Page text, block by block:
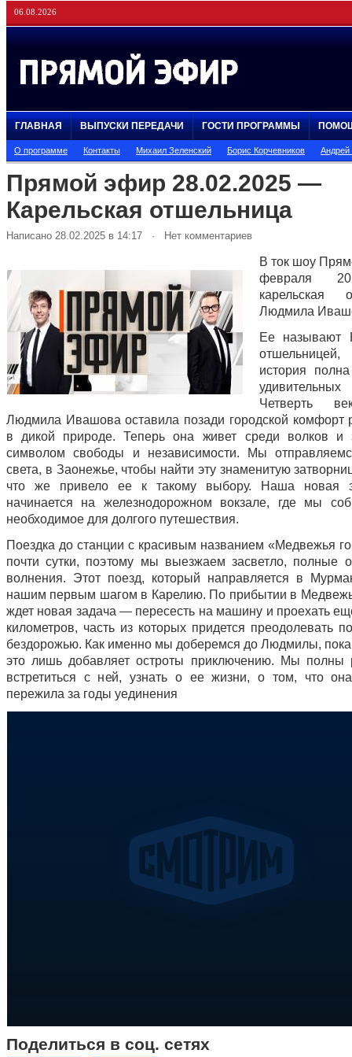
06.08.2026
ГЛАВНАЯ ВЫПУСКИ ПЕРЕДАЧИ ГОСТИ ПРОГРАММЫ
О программе Контакты Михаил Зеленский Борис Корчевников
Прямой эфир 28.02.2025 —
Карельская отшельница
Написано 28.02.2025 в 14:17 · Нет комментариев
В ток шоу
февраля
карельская
Людмила
Ее называют
история
удивительных
Четверть
Людмила Ивашова оставила позади городской комфорт
в дикой природе. Теперь она живет среди волков и
символом свободы и независимости. Мы
света, в Заонежье, чтобы найти эту знаменитую
что же привело ее к такому выбору. Наша новая
начинается на железнодорожном вокзале, где мы
необходимое для долгого путешествия.
Поездка до станции с красивым названием «Медвежья
почти сутки, поэтому мы выезжаем засветло, полные
волнения. Этот поезд, который направляется в
нашим первым шагом в Карелию. По прибытии в
ждет новая задача — пересесть на машину и проехать
километров, часть из которых придется преодолевать
бездорожью. Как именно мы доберемся до Людмилы, пока
это лишь добавляет остроты приключению. Мы полны
встретиться с ней, узнать о ее жизни, о том, что
пережила за годы уединения
Поделиться в соц. сетях